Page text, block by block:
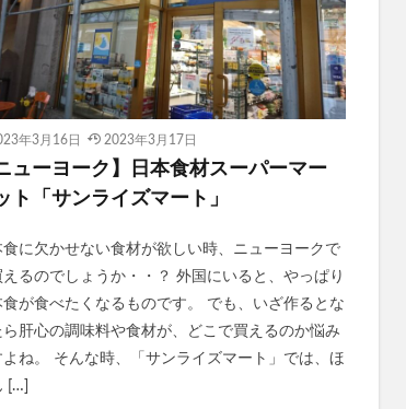
年3月16日 2023年3月17日
ューヨーク】日本食材スーパーマー
ト「サンライズマート」
食に欠かせない食材が欲しい時、ニューヨークで
えるのでしょうか・・？ 外国にいると、やっぱり
食が食べたくなるものです。 でも、いざ作るとな
ら肝心の調味料や食材が、どこで買えるのか悩み
よね。 そんな時、「サンライズマート」では、ほ
[…]